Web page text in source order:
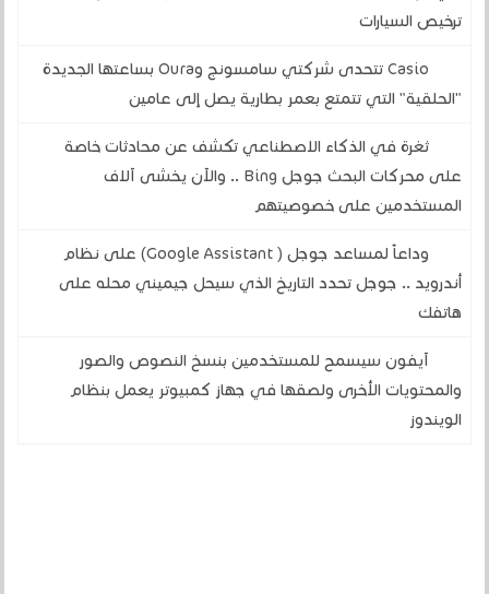
ترخيص السيارات
Casio تتحدى شركتي سامسونج وOura بساعتها الجديدة
"الحلقية" التي تتمتع بعمر بطارية يصل إلى عامين
ثغرة في الذكاء الاصطناعي تكشف عن محادثات خاصة
على محركات البحث جوجل Bing .. والآن يخشى آلاف
المستخدمين على خصوصيتهم
وداعاً لمساعد جوجل ( Google Assistant) على نظام
أندرويد .. جوجل تحدد التاريخ الذي سيحل جيميني محله على
هاتفك
آيفون سيسمح للمستخدمين بنسخ النصوص والصور
والمحتويات الأخرى ولصقها في جهاز كمبيوتر يعمل بنظام
الويندوز